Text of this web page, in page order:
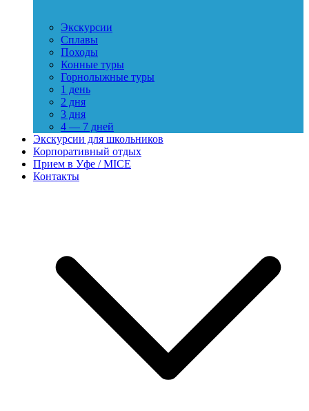
Экскурсии
Сплавы
Походы
Конные туры
Горнолыжные туры
1 день
2 дня
3 дня
4 — 7 дней
Экскурсии для школьников
Корпоративный отдых
Прием в Уфе / MICE
Контакты